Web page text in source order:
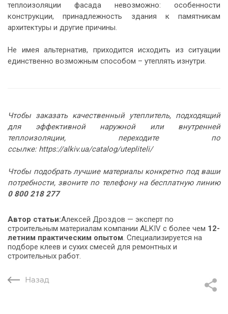
теплоизоляции фасада невозможно: особенности
конструкции, принадлежность здания к памятникам
архитектуры и другие причины.
Не имея альтернатив, приходится исходить из ситуации
единственно возможным способом – утеплять изнутри.
Чтобы заказать качественный утеплитель, подходящий
для эффективной наружной или внутренней
теплоизоляции, переходите по
ссылке: https://alkiv.ua/catalog/utepliteli/
Чтобы подобрать лучшие материалы конкретно под ваши
потребности, звоните по телефону на бесплатную линию
0 800 218 277
Автор статьи:Алексей Дроздов — эксперт по
строительным материалам компании ALKIV с более чем 12-
летним практическим опытом. Специализируется на
подборе клеев и сухих смесей для ремонтных и
строительных работ.
Назад